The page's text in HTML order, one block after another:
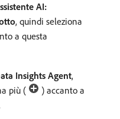
AI:
, quindi seleziona
a questa
Insights Agent,
più (
) accanto a